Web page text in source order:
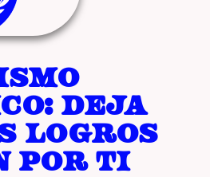
deja
logros
por ti